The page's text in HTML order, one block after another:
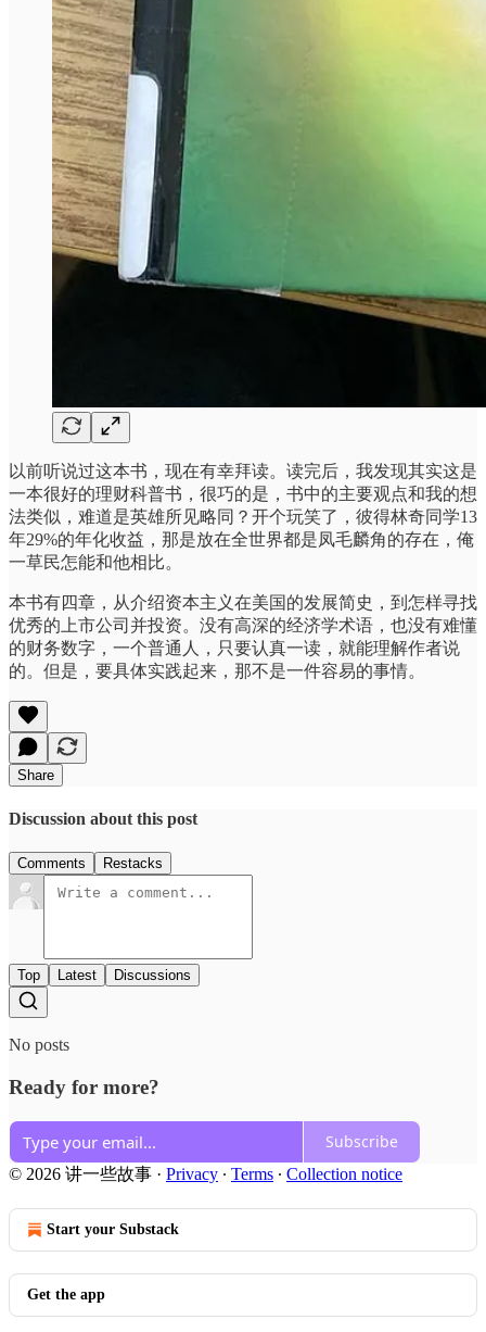
以前听说过这本书，现在有幸拜读。读完后，我发现其实这是
一本很好的理财科普书，很巧的是，书中的主要观点和我的想
法类似，难道是英雄所见略同？开个玩笑了，彼得林奇同学13
年29%的年化收益，那是放在全世界都是凤毛麟角的存在，俺
一草民怎能和他相比。
本书有四章，从介绍资本主义在美国的发展简史，到怎样寻找
优秀的上市公司并投资。没有高深的经济学术语，也没有难懂
的财务数字，一个普通人，只要认真一读，就能理解作者说
的。但是，要具体实践起来，那不是一件容易的事情。
Share
Discussion about this post
Comments Restacks
Top Latest Discussions
No posts
Ready for more?
Subscribe
© 2026 讲一些故事 · Privacy ∙ Terms ∙ Collection notice
Start your Substack
Get the app